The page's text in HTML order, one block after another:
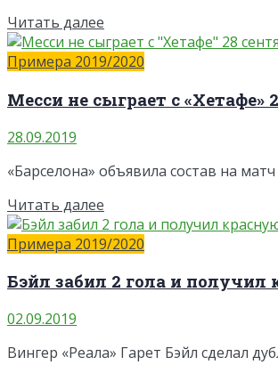
Читать далее
Примера 2019/2020
Месси не сыграет с «Хетафе»
28.09.2019
«Барселона» объявила состав на
Читать далее
Примера 2019/2020
Бэйл забил 2 гола и получил
02.09.2019
Вингер «Реала» Гарет Бэйл сделал